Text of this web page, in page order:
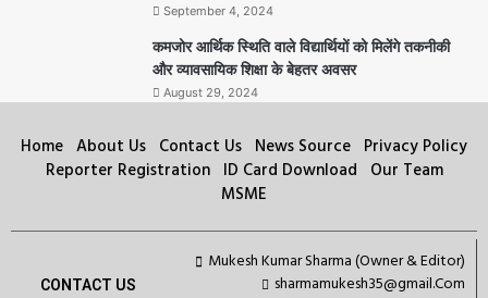
September 4, 2024
कमजोर आर्थिक स्थिति वाले विद्यार्थियों को मिलेंगे तकनीकी
और व्यावसायिक शिक्षा के बेहतर अवसर
August 29, 2024
Home About Us Contact Us News Source Privacy Policy
Reporter Registration ID Card Download Our Team
MSME
CONTACT US
Mukesh Kumar Sharma (Owner & Editor)
sharmamukesh35@gmail.Com